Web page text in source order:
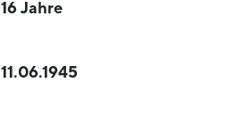
16 Jahre
11.06.1945